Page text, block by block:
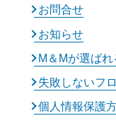
お問合せ
お知らせ
M＆Mが選ば
失敗しないフ
個人情報保護